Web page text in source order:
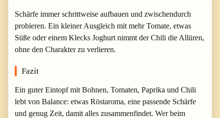
Schärfe immer schrittweise aufbauen und zwischendurch
probieren. Ein kleiner Ausgleich mit mehr Tomate, etwas
Süße oder einem Klecks Joghurt nimmt der Chili die Allüren,
ohne den Charakter zu verlieren.
Fazit
Ein guter Eintopf mit Bohnen, Tomaten, Paprika und Chili
lebt von Balance: etwas Röstaroma, eine passende Schärfe
und genug Zeit, damit alles zusammenfindet. Wer beim